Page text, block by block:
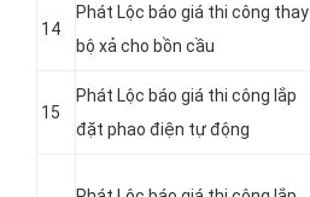
14
Phát Lộc báo giá thi công thay
bộ xả cho bồn cầu
15
Phát Lộc báo giá thi công lắp
đặt phao điện tự động